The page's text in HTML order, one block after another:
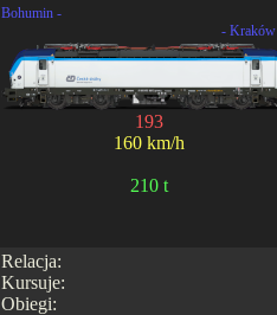
Bohumin -
- Kraków
193
160 km/h
210 t
Relacja:
Kursuje:
Obiegi: